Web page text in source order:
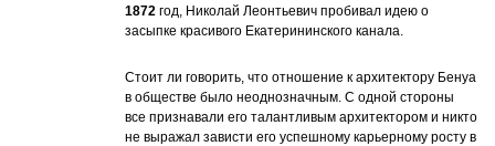
1872 год, Николай Леонтьевич пробивал идею о
засыпке красивого Екатерининского канала.
Стоит ли говорить, что отношение к архитектору Бенуа
в обществе было неоднозначным. С одной стороны
все признавали его талантливым архитектором и никто
не выражал зависти его успешному карьерному росту в